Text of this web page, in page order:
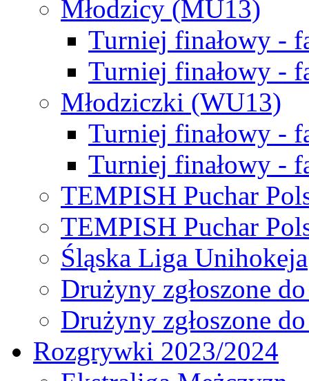
Młodzicy (MU13)
Turniej finałowy -
Turniej finałowy -
Młodziczki (WU13)
Turniej finałowy -
Turniej finałowy -
TEMPISH Puchar
TEMPISH Puchar
Śląska Liga Unihokeja
Drużyny zgłoszone
Drużyny zgłoszone
Rozgrywki 2023/2024